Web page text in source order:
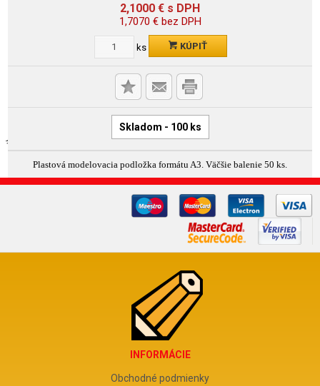
2,1000 € s DPH
1,7070 €bez DPH
ks KÚPIŤ
Skladom - 100 ks
Plastová modelovacia podložka formátu A3. Väčšie balenie 50 ks.
INFORMÁCIE
Obchodné podmienky